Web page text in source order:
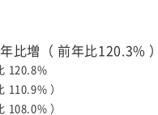
比増（ 前年比120.3% ）
120.8%
110.9% ）
108.0% ）